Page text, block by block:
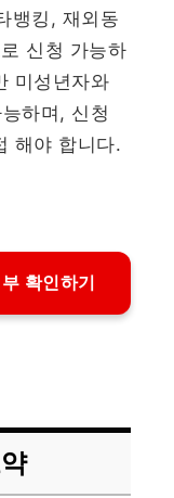
뱅킹, 재외동
신청 가능하
미성년자와
하며, 신청
해야 합니다.
확인하기